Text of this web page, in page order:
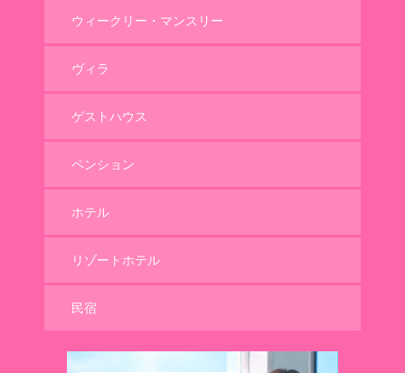
ウィークリー・マンスリー
ヴィラ
ゲストハウス
ペンション
ホテル
リゾートホテル
民宿